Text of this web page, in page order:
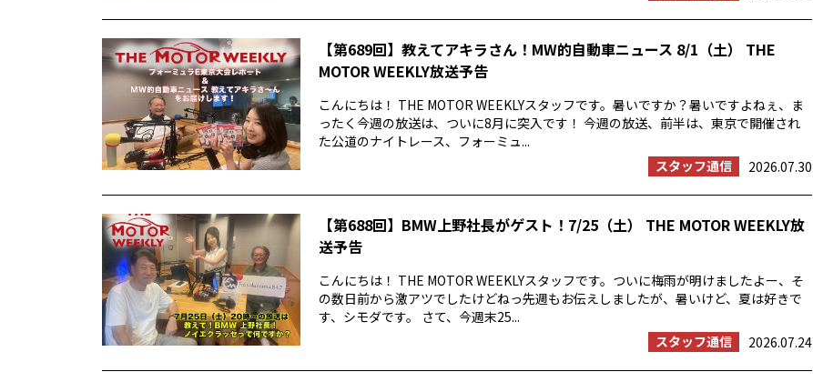
【第689回】教えてアキラさん！MW的自動車ニュース 8/1（土） THE
MOTOR WEEKLY放送予告
こんにちは！ THE MOTOR WEEKLYスタッフです。暑いですか？暑いですよねぇ、ま
ったく今週の放送は、ついに8月に突入です！ 今週の放送、前半は、東京で開催され
た公道のナイトレース、フォーミュ...
スタッフ通信
2026.07.30
【第688回】BMW上野社長がゲスト！7/25（土） THE MOTOR WEEKLY放
送予告
こんにちは！ THE MOTOR WEEKLYスタッフです。ついに梅雨が明けましたよー、そ
の数日前から激アツでしたけどねっ先週もお伝えしましたが、暑いけど、夏は好きで
す、シモダです。 さて、今週末25...
スタッフ通信
2026.07.24